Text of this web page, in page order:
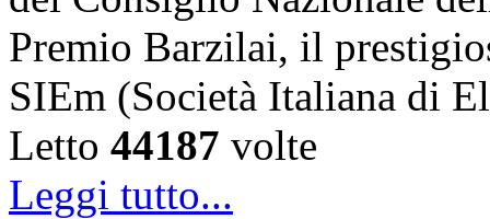
Premio Barzilai, il
SIEm (Società Italiana di
Letto 44187 volte
Leggi tutto...